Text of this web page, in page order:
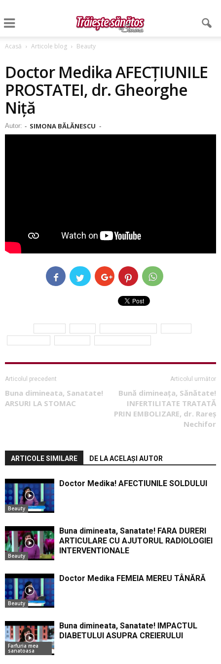
Acasă Articole blog Beauty
Doctor Medika AFECȚIUNILE
PROSTATEI, dr. Gheorghe
Niță
Autor: - SIMONA BĂLĂNESCU -
Articolul precedent
Buna dimineata, Sanatate!
ARSURI LA STOMAC
Articolul următor
Bună dimineața, Sănătate!
INFERTILITATE TRATATĂ
PRIN EMBOLIZARE, dr. Rareș
Nechifor
ARTICOLE SIMILARE DE LA ACELAȘI AUTOR
Beauty
Doctor Medika! AFECTIUNILE SOLDULUI
Beauty
Buna dimineata, Sanatate! FARA DURERI
ARTICULARE CU AJUTORUL RADIOLOGIEI
INTERVENTIONALE
Beauty
Doctor Medika FEMEIA MEREU TÂNĂRĂ
Farfuria mea
sanatoasa
Buna dimineata, Sanatate! IMPACTUL
DIABETULUI ASUPRA CREIERULUI